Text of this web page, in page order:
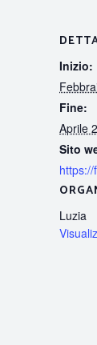
Inizio:
Fine:
Aprile
Sito
Luzia